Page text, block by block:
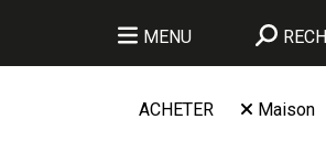
MENU
ACHETER Maison